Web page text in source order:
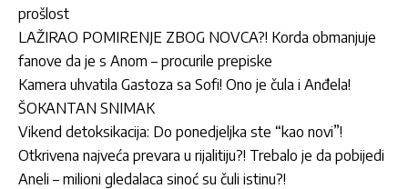
prošlost
LAŽIRAO POMIRENJE ZBOG NOVCA?! Korda obmanjuje
fanove da je s Anom – procurile prepiske
Kamera uhvatila Gastoza sa Sofi! Ono je čula i Anđela!
ŠOKANTAN SNIMAK
Vikend detoksikacija: Do ponedjeljka ste “kao novi”!
Otkrivena najveća prevara u rijalitiju?! Trebalo je da pobijedi
Aneli – milioni gledalaca sinoć su čuli istinu?!